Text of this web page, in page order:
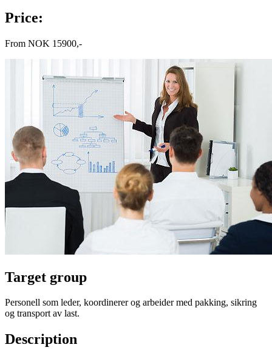
Price:
From NOK 15900,-
Target group
Personell som leder, koordinerer og arbeider med pakking, sikring
og transport av last.
Description